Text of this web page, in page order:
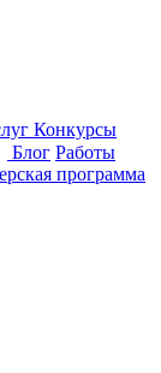
Конкурсы
Блог Работы
программа